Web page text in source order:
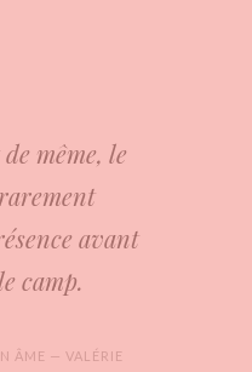
même, le
avant
camp.
ÂME — VALÉRIE